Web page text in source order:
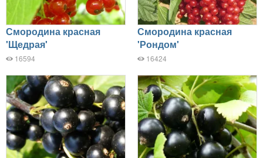
Смородина красная
'Щедрая'
16594
Смородина красная
'Рондом'
16424